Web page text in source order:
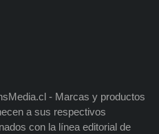
- Marcas y productos
a sus respectivos
con la línea editorial de